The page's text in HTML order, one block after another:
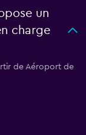
un
charge
de Aéroport de